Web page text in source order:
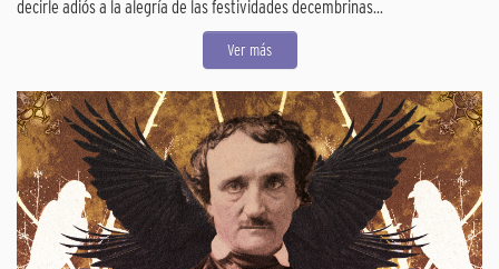
decirle adiós a la alegría de las festividades decembrinas...
Ver más